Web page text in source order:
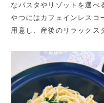
なパスタやリゾットを選べ
やつにはカフェインレスコ
用意し、産後のリラックス